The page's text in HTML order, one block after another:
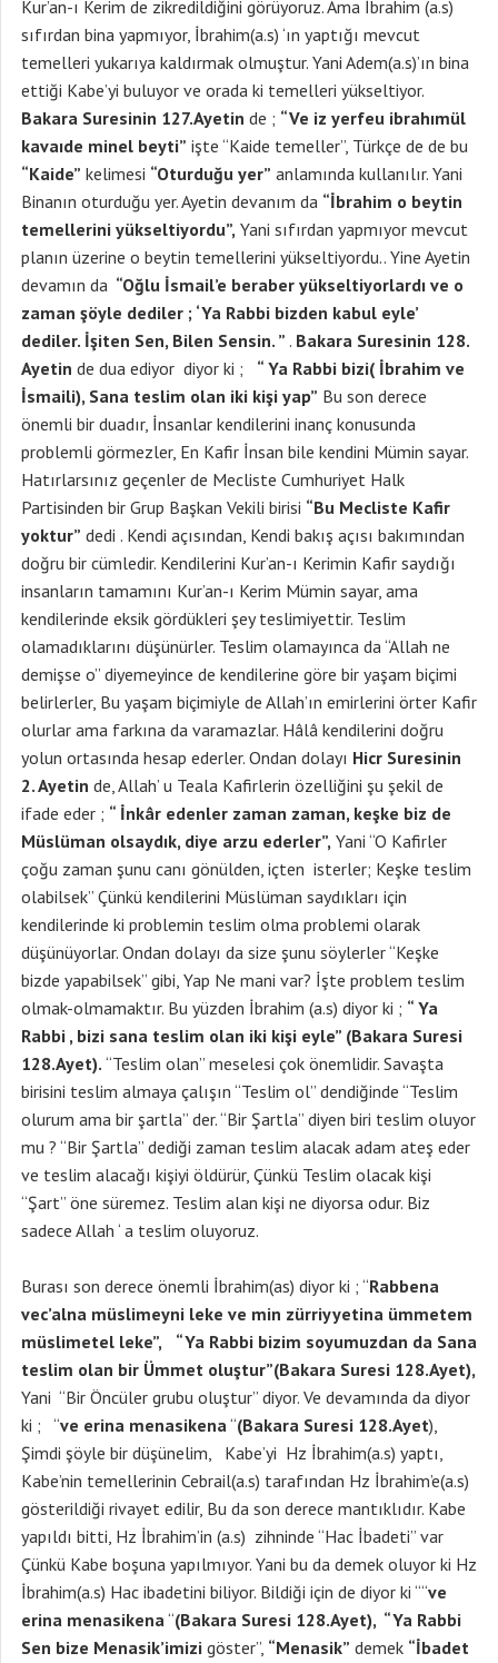
Kur’an-ı Kerim de zikredildiğini görüyoruz. Ama İbrahim (a.s)
sıfırdan bina yapmıyor, İbrahim(a.s) ‘ın yaptığı mevcut
temelleri yukarıya kaldırmak olmuştur. Yani Adem(a.s)’ın bina
ettiği Kabe’yi buluyor ve orada ki temelleri yükseltiyor.
Bakara Suresinin 127.Ayetin de ; “Ve iz yerfeu ibrahımül
kavaıde minel beyti” işte “Kaide temeller”, Türkçe de de bu
“Kaide” kelimesi “Oturduğu yer” anlamında kullanılır. Yani
Binanın oturduğu yer. Ayetin devanım da “İbrahim o beytin
temellerini yükseltiyordu”, Yani sıfırdan yapmıyor mevcut
planın üzerine o beytin temellerini yükseltiyordu.. Yine Ayetin
devamın da “Oğlu İsmail’e beraber yükseltiyorlardı ve o
zaman şöyle dediler ; ‘Ya Rabbi bizden kabul eyle’
dediler. İşiten Sen, Bilen Sensin. ” . Bakara Suresinin 128.
Ayetin de dua ediyor diyor ki ; “ Ya Rabbi bizi( İbrahim ve
İsmaili), Sana teslim olan iki kişi yap” Bu son derece
önemli bir duadır, İnsanlar kendilerini inanç konusunda
problemli görmezler, En Kafir İnsan bile kendini Mümin sayar.
Hatırlarsınız geçenler de Mecliste Cumhuriyet Halk
Partisinden bir Grup Başkan Vekili birisi “Bu Mecliste Kafir
yoktur” dedi . Kendi açısından, Kendi bakış açısı bakımından
doğru bir cümledir. Kendilerini Kur’an-ı Kerimin Kafir saydığı
insanların tamamını Kur’an-ı Kerim Mümin sayar, ama
kendilerinde eksik gördükleri şey teslimiyettir. Teslim
olamadıklarını düşünürler. Teslim olamayınca da “Allah ne
demişse o” diyemeyince de kendilerine göre bir yaşam biçimi
belirlerler, Bu yaşam biçimiyle de Allah’ın emirlerini örter Kafir
olurlar ama farkına da varamazlar. Hâlâ kendilerini doğru
yolun ortasında hesap ederler. Ondan dolayı Hicr Suresinin
2. Ayetin de, Allah’ u Teala Kafirlerin özelliğini şu şekil de
ifade eder ; “ İnkâr edenler zaman zaman, keşke biz de
Müslüman olsaydık, diye arzu ederler”, Yani “O Kafirler
çoğu zaman şunu canı gönülden, içten isterler; Keşke teslim
olabilsek” Çünkü kendilerini Müslüman saydıkları için
kendilerinde ki problemin teslim olma problemi olarak
düşünüyorlar. Ondan dolayı da size şunu söylerler “Keşke
bizde yapabilsek” gibi, Yap Ne mani var? İşte problem teslim
olmak-olmamaktır. Bu yüzden İbrahim (a.s) diyor ki ; “ Ya
Rabbi , bizi sana teslim olan iki kişi eyle” (Bakara Suresi
128.Ayet). “Teslim olan” meselesi çok önemlidir. Savaşta
birisini teslim almaya çalışın “Teslim ol” dendiğinde “Teslim
olurum ama bir şartla” der. “Bir Şartla” diyen biri teslim oluyor
mu ? “Bir Şartla” dediği zaman teslim alacak adam ateş eder
ve teslim alacağı kişiyi öldürür, Çünkü Teslim olacak kişi
“Şart” öne süremez. Teslim alan kişi ne diyorsa odur. Biz
sadece Allah ‘ a teslim oluyoruz.
Burası son derece önemli İbrahim(as) diyor ki ; “Rabbena
vec’alna müslimeyni leke ve min zürriyyetina ümmetem
müslimetel leke”,
“Ya Rabbi bizim soyumuzdan da Sana
teslim olan bir Ümmet oluştur”(Bakara Suresi 128.Ayet),
Yani “Bir Öncüler grubu oluştur” diyor. Ve devamında da diyor
ki ; “ve erina menasikena“(Bakara Suresi 128.Ayet),
Şimdi şöyle bir düşünelim, Kabe’yi Hz İbrahim(a.s) yaptı,
Kabe’nin temellerinin Cebrail(a.s) tarafından Hz İbrahim’e(a.s)
gösterildiği rivayet edilir, Bu da son derece mantıklıdır. Kabe
yapıldı bitti, Hz İbrahim’in (a.s) zihninde “Hac İbadeti” var
Çünkü Kabe boşuna yapılmıyor. Yani bu da demek oluyor ki Hz
İbrahim(a.s) Hac ibadetini biliyor. Bildiği için de diyor ki ““ve
erina menasikena“(Bakara Suresi 128.Ayet), “Ya Rabbi
Sen bize Menasik’imizi göster”, “Menasik” demek “İbadet